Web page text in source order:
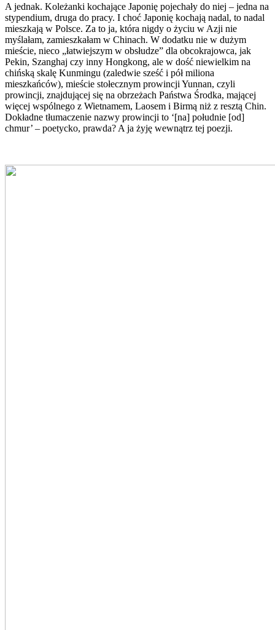
A jednak. Koleżanki kochające Japonię pojechały do niej – jedna na
stypendium, druga do pracy. I choć Japonię kochają nadal, to nadal
mieszkają w Polsce. Za to ja, która nigdy o życiu w Azji nie
myślałam, zamieszkałam w Chinach. W dodatku nie w dużym
mieście, nieco „łatwiejszym w obsłudze” dla obcokrajowca, jak
Pekin, Szanghaj czy inny Hongkong, ale w dość niewielkim na
chińską skalę Kunmingu (zaledwie sześć i pół miliona
mieszkańców), mieście stołecznym prowincji Yunnan, czyli
prowincji, znajdującej się na obrzeżach Państwa Środka, mającej
więcej wspólnego z Wietnamem, Laosem i Birmą niż z resztą Chin.
Dokładne tłumaczenie nazwy prowincji to ‘[na] południe [od]
chmur’ – poetycko, prawda? A ja żyję wewnątrz tej poezji.